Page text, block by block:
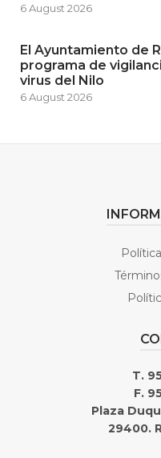
6 August 2026
El Ayuntamiento de
programa de
virus del Nilo
6 August 2026
T.
F.
Plaza
29400.